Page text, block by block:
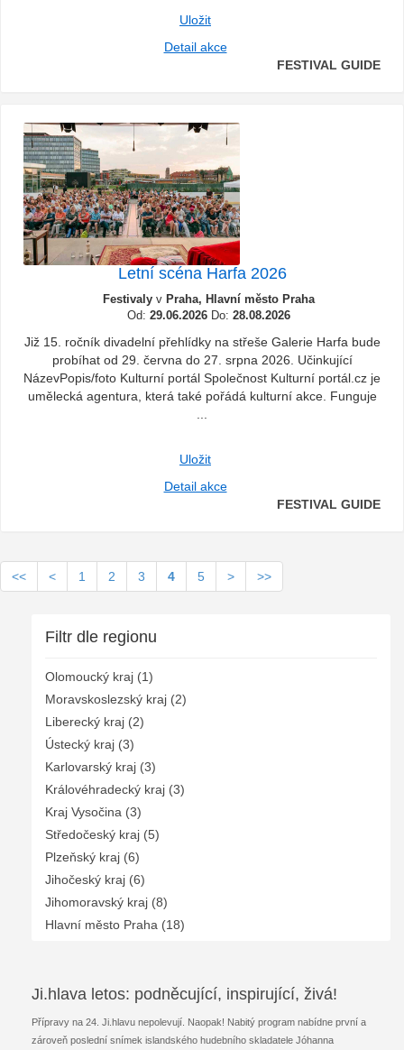
Uložit
Detail akce
FESTIVAL GUIDE
Letní scéna Harfa 2026
Festivaly v Praha, Hlavní město Praha
Od: 29.06.2026 Do: 28.08.2026
Již 15. ročník divadelní přehlídky na střeše Galerie Harfa bude
probíhat od 29. června do 27. srpna 2026. Učinkující
NázevPopis/foto Kulturní portál Společnost Kulturní portál.cz je
umělecká agentura, která také pořádá kulturní akce. Funguje
Uložit
Detail akce
FESTIVAL GUIDE
<< < 1 2 3 4 5 > >>
Filtr dle regionu
Olomoucký kraj (1)
Moravskoslezský kraj (2)
Liberecký kraj (2)
Ústecký kraj (3)
Karlovarský kraj (3)
Královéhradecký kraj (3)
Kraj Vysočina (3)
Středočeský kraj (5)
Plzeňský kraj (6)
Jihočeský kraj (6)
Jihomoravský kraj (8)
Hlavní město Praha (18)
Ji.hlava letos: podněcující, inspirující, živá!
Přípravy na 24. Ji.hlavu nepolevují. Naopak! Nabitý program nabídne první a
zároveň poslední snímek islandského hudebního skladatele Jóhanna